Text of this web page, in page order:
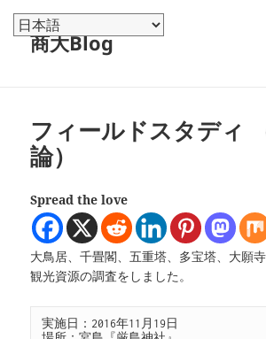
商大Blog
フィールドスタディ
論）
Spread the love
大鳥居、千畳閣、五重塔、多宝塔、大願
観光資源の調査をしました。
実施日：2016年11月19日